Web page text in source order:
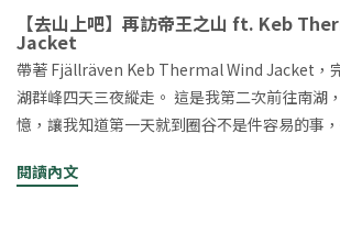
【去山上吧】再訪帝王之山 ft. Keb
Jacket
帶著 Fjällräven Keb Thermal Wind Jacket，
湖群峰四天三夜縱走。 這是我第二次前往南湖
憶，讓我知道第一天就到圈谷不是件容易的事
強風，讓這趟旅程更像是一場長時間與自己身體
閱讀內文